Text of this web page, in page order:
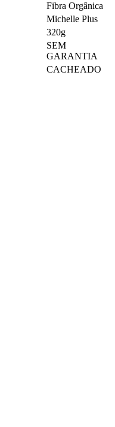
Fibra Orgânica
Michelle Plus
320g
SEM
GARANTIA
CACHEADO